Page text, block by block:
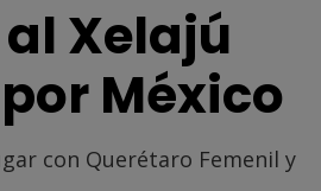
Xelajú
México
con Querétaro Femenil y